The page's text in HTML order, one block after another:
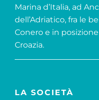
Marina d’Italia, ad
dell’Adriatico, fra le
Conero e in
Croazia.
LA SOCIETÀ